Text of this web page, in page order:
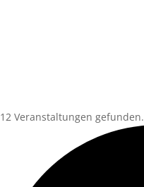
12 Veranstaltungen gefunden.